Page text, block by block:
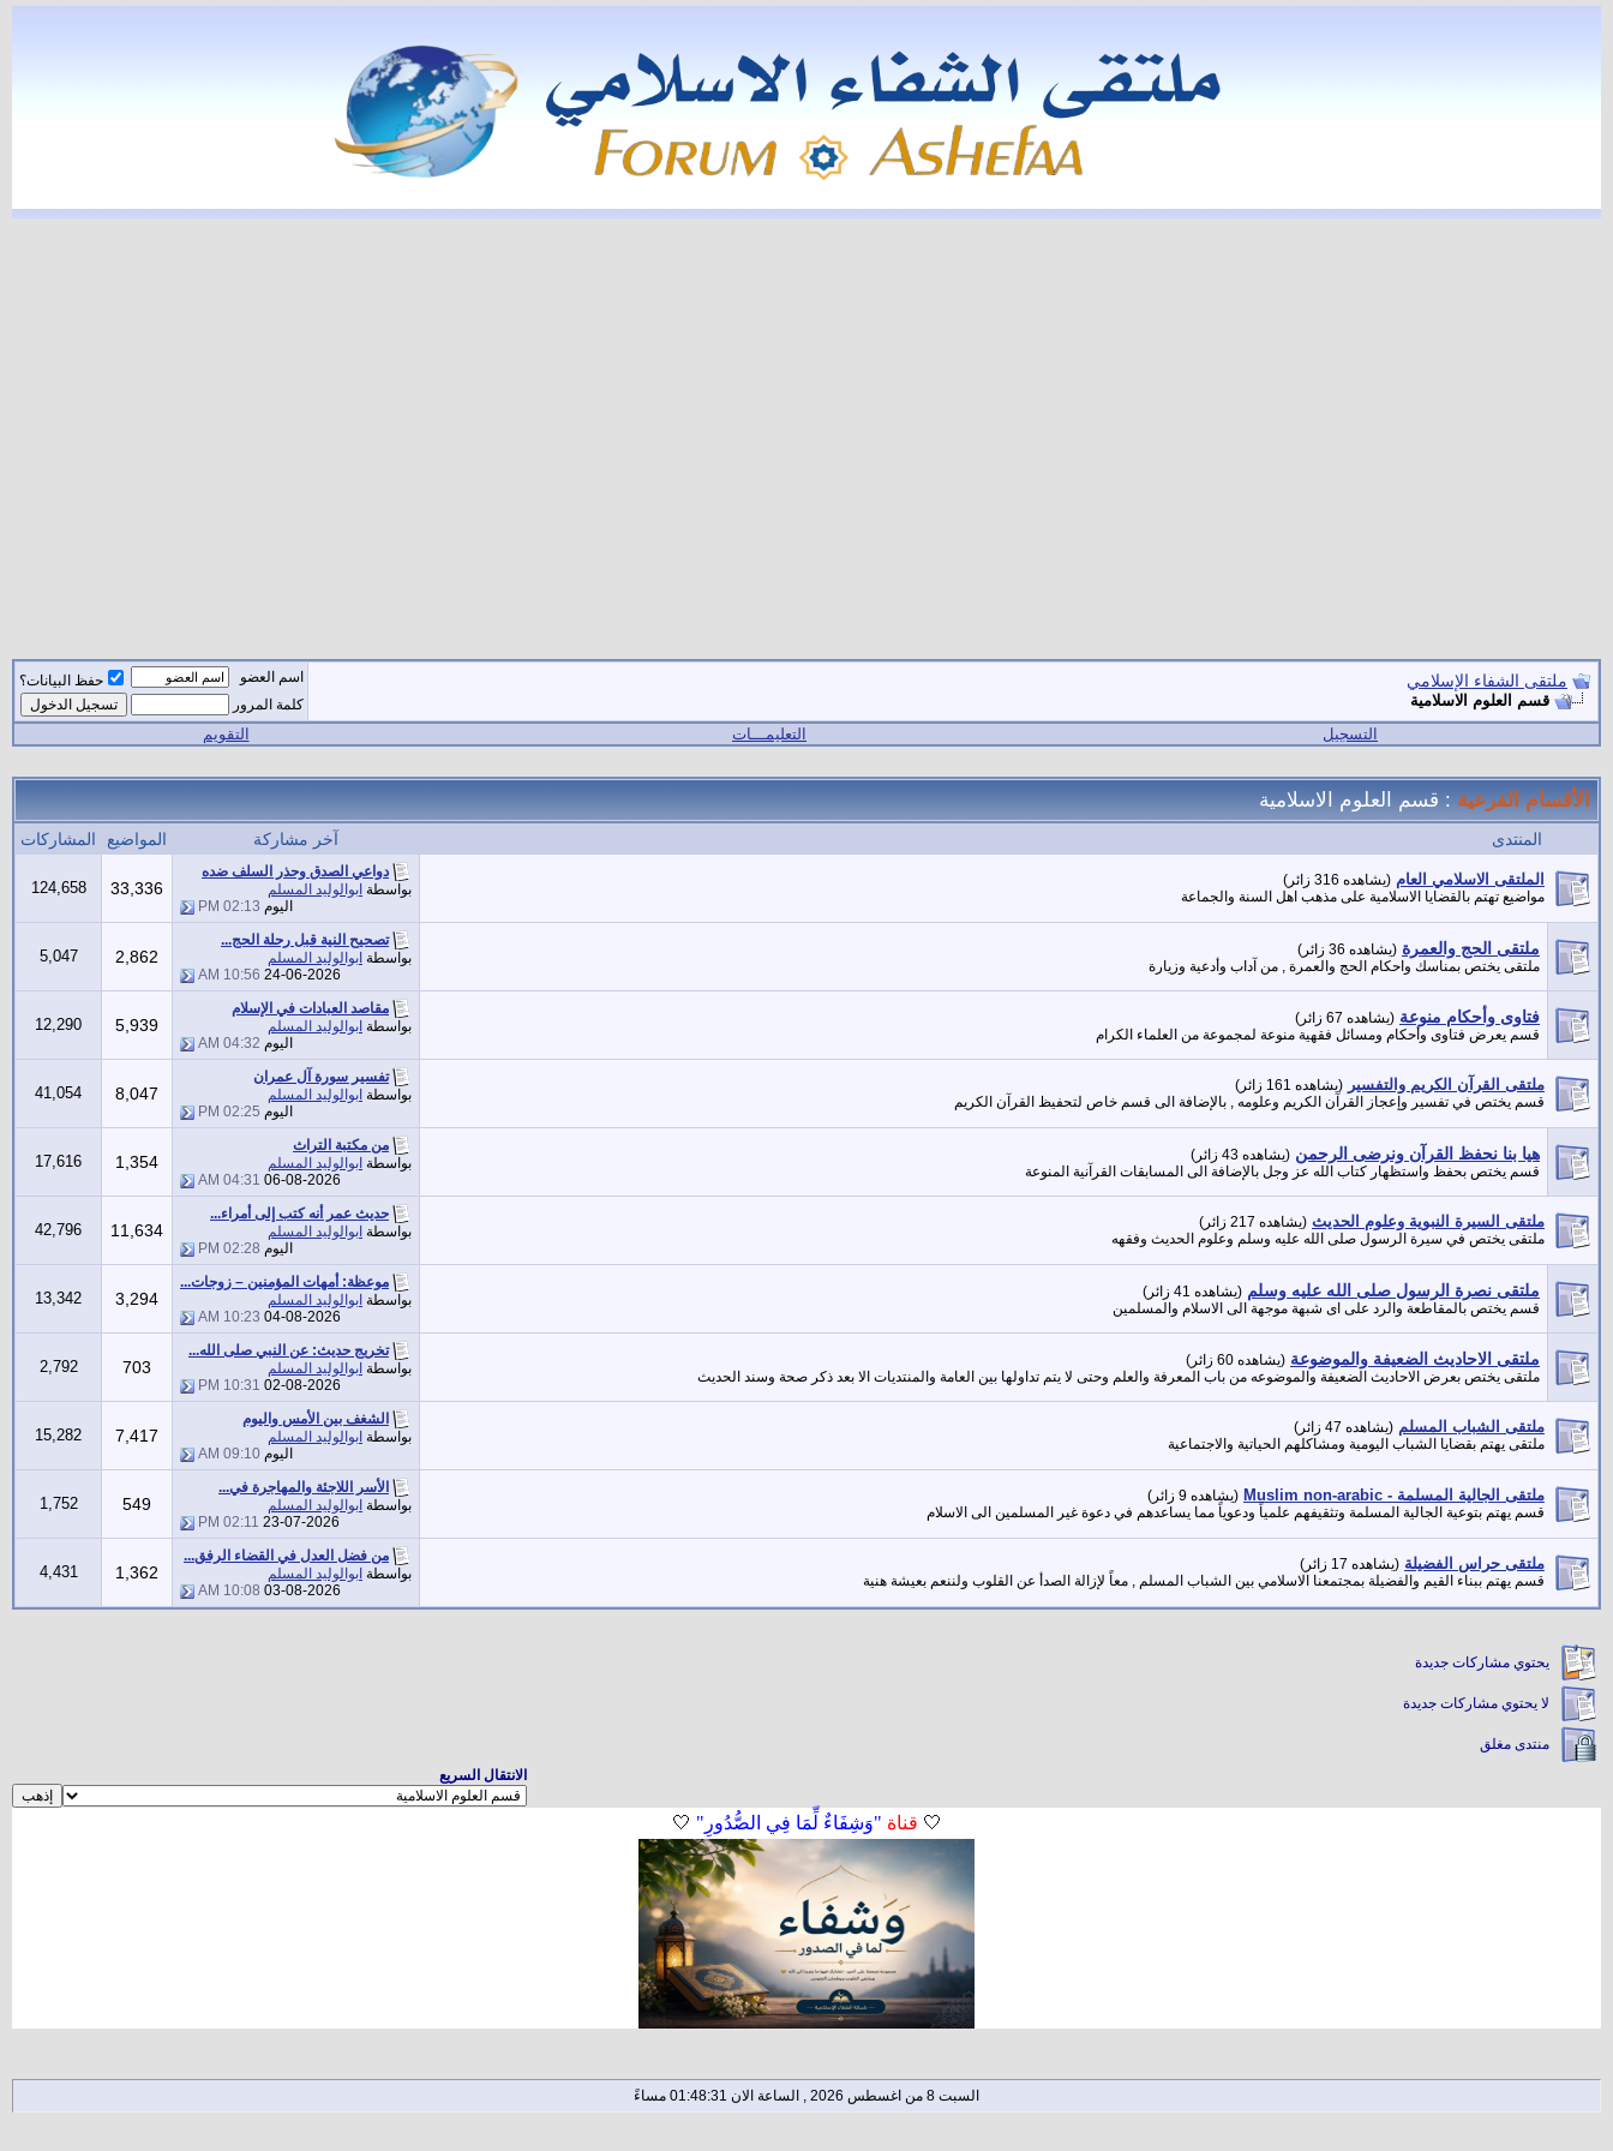
ملتقى الشفاء الإسلامي
قسم العلوم الاسلامية
اسم العضو
حفظ البيانات؟
كلمة المرور
التسجيل التعليمـــات التقويم
الأقسام الفرعية: قسم العلوم الاسلامية
المنتدى آخر مشاركة المواضيع المشاركات
الملتقى الاسلامي العام (يشاهده 316 زائر)
مواضيع تهتم بالقضايا الاسلامية على مذهب اهل السنة والجماعة
دواعي الصدق وحذر السلف ضده
بواسطة ابوالوليد المسلم
اليوم 02:13 PM
33,336
124,658
ملتقى الحج والعمرة (يشاهده 36 زائر)
ملتقى يختص بمناسك واحكام الحج والعمرة , من آداب وأدعية وزيارة
تصحيح النية قبل رحلة الحج...
بواسطة ابوالوليد المسلم
24-06-2026
10:56 AM
2,862
5,047
فتاوى وأحكام منوعة (يشاهده 67 زائر)
قسم يعرض فتاوى وأحكام ومسائل فقهية منوعة لمجموعة من العلماء الكرام
مقاصد العبادات في الإسلام
بواسطة ابوالوليد المسلم
اليوم 04:32 AM
5,939
12,290
ملتقى القرآن الكريم والتفسير (يشاهده 161 زائر)
قسم يختص في تفسير وإعجاز القرآن الكريم وعلومه , بالإضافة الى قسم خاص لتحفيظ القرآن الكريم
تفسير سورة آل عمران
بواسطة ابوالوليد المسلم
اليوم 02:25 PM
8,047
41,054
هيا بنا نحفظ القرآن ونرضى الرحمن (يشاهده 43 زائر)
قسم يختص بحفظ واستظهار كتاب الله عز وجل بالإضافة الى المسابقات القرآنية المنوعة
من مكتبة التراث
بواسطة ابوالوليد المسلم
06-08-2026
04:31 AM
1,354
17,616
ملتقى السيرة النبوية وعلوم الحديث (يشاهده 217 زائر)
ملتقى يختص في سيرة الرسول صلى الله عليه وسلم وعلوم الحديث وفقهه
حديث عمر أنه كتب إلى أمراء...
بواسطة ابوالوليد المسلم
اليوم 02:28 PM
11,634
42,796
ملتقى نصرة الرسول صلى الله عليه وسلم (يشاهده 41 زائر)
قسم يختص بالمقاطعة والرد على اى شبهة موجهة الى الاسلام والمسلمين
موعظة: أمهات المؤمنين – زوجات...
بواسطة ابوالوليد المسلم
04-08-2026
10:23 AM
3,294
13,342
ملتقى الاحاديث الضعيفة والموضوعة (يشاهده 60 زائر)
ملتقى يختص بعرض الاحاديث الضعيفة والموضوعه من باب المعرفة والعلم وحتى لا يتم تداولها بين العامة والمنتديات الا بعد ذكر صحة وسند الحديث
تخريج حديث: عن النبي صلى الله...
بواسطة ابوالوليد المسلم
02-08-2026
10:31 PM
703
2,792
ملتقى الشباب المسلم (يشاهده 47 زائر)
ملتقى يهتم بقضايا الشباب اليومية ومشاكلهم الحياتية والاجتماعية
الشغف بين الأمس واليوم
بواسطة ابوالوليد المسلم
اليوم 09:10 AM
7,417
15,282
ملتقى الجالية المسلمة - Muslim non-arabic
(يشاهده 9 زائر)
قسم يهتم بتوعية الجالية المسلمة وتثقيفهم علمياً ودعوياً مما يساعدهم في دعوة غير المسلمين الى الاسلام
الأسر اللاجئة والمهاجرة في...
بواسطة ابوالوليد المسلم
23-07-2026
02:11 PM
549
1,752
ملتقى حراس الفضيلة (يشاهده 17 زائر)
قسم يهتم ببناء القيم والفضيلة بمجتمعنا الاسلامي بين الشباب المسلم , معاً لإزالة الصدأ عن القلوب ولننعم بعيشة هنية
من فضل العدل في القضاء الرفق...
بواسطة ابوالوليد المسلم
03-08-2026
10:08 AM
1,362
4,431
يحتوي مشاركات جديدة
لا يحتوي مشاركات جديدة
منتدى مغلق
الانتقال السريع
🤍 قناة "وَشِفَاءٌ لِّمَا فِي الصُّدُورِ" 🤍
السبت 8 من اغسطس 2026 , الساعة الان 01:48:31 مساءً